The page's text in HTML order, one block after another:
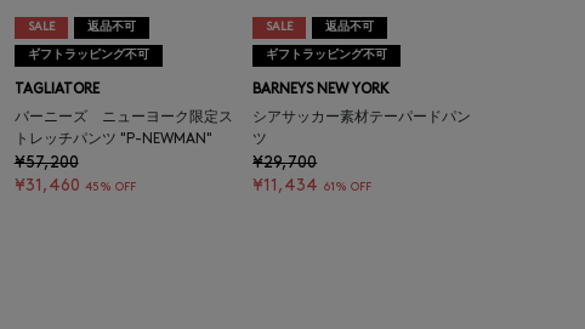
SALE 返品不可
ギフトラッピング不可
TAGLIATORE
バーニーズ ニューヨーク限定ス
トレッチパンツ "P-NEWMAN"
¥57,200
¥31,460 45% OFF
SALE 返品不可
ギフトラッピング不可
BARNEYS NEW YORK
シアサッカー素材テーパードパン
ツ
¥29,700
¥11,434 61% OFF